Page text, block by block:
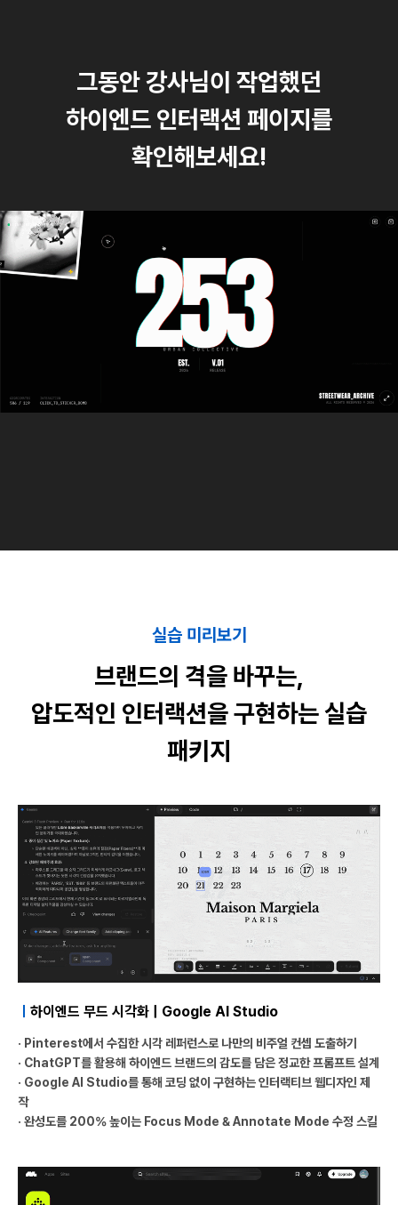
그동안 강사님이 작업했던
하이엔드 인터랙션 페이지를
확인해보세요!
실습 미리보기
브랜드의 격을 바꾸는,
압도적인 인터랙션을 구현하는 실습
패키지
하이엔드 무드 시각화 | Google AI Studio
· Pinterest에서 수집한 시각 레퍼런스로 나만의 비주얼 컨셉 도출하기
· ChatGPT를 활용해 하이엔드 브랜드의 감도를 담은 정교한 프롬프트 설계
· Google AI Studio를 통해 코딩 없이 구현하는 인터랙티브 웹디자인 제
작
· 완성도를 200% 높이는 Focus Mode & Annotate Mode 수정 스킬